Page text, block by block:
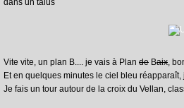
dans un talus
Vite vite, un plan B.... je vais à Plan de Baix,
Et en quelques minutes le ciel bleu
Je fais un tour autour de la croix du Vellan,